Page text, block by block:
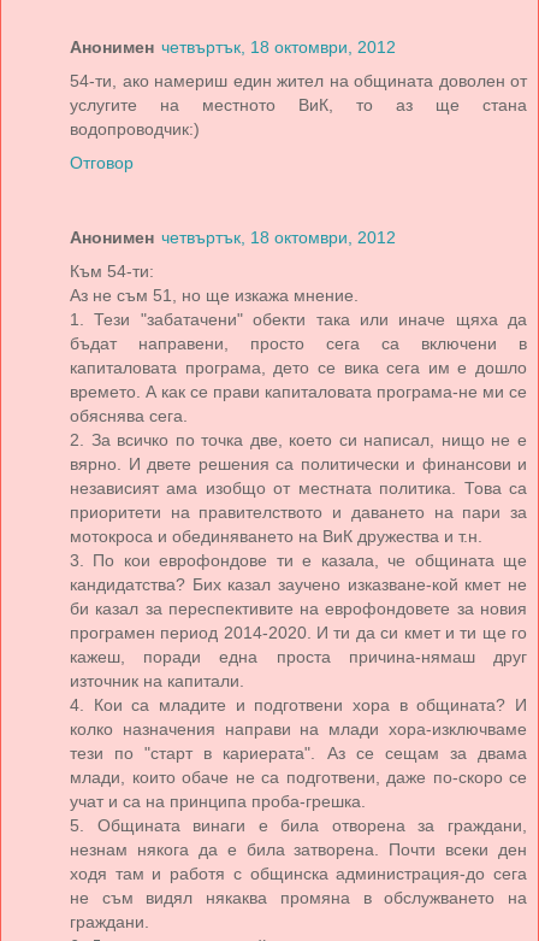
Анонимен четвъртък, 18 октомври, 2012
54-ти, ако намериш един жител на общината доволен от
услугите на местното ВиК, то аз ще стана
водопроводчик:)
Отговор
Анонимен четвъртък, 18 октомври, 2012
Към 54-ти:
Аз не съм 51, но ще изкажа мнение.
1. Тези "забатачени" обекти така или иначе щяха да
бъдат направени, просто сега са включени в
капиталовата програма, дето се вика сега им е дошло
времето. А как се прави капиталовата програма-не ми се
обяснява сега.
2. За всичко по точка две, което си написал, нищо не е
вярно. И двете решения са политически и финансови и
независият ама изобщо от местната политика. Това са
приоритети на правителството и даването на пари за
мотокроса и обединяването на ВиК дружества и т.н.
3. По кои еврофондове ти е казала, че общината ще
кандидатства? Бих казал заучено изказване-кой кмет не
би казал за переспективите на еврофондовете за новия
програмен период 2014-2020. И ти да си кмет и ти ще го
кажеш, поради една проста причина-нямаш друг
източник на капитали.
4. Кои са младите и подготвени хора в общината? И
колко назначения направи на млади хора-изключваме
тези по "старт в кариерата". Аз се сещам за двама
млади, които обаче не са подготвени, даже по-скоро се
учат и са на принципа проба-грешка.
5. Общината винаги е била отворена за граждани,
незнам някога да е била затворена. Почти всеки ден
ходя там и работя с общинска администрация-до сега
не съм видял някаква промяна в обслужването на
граждани.